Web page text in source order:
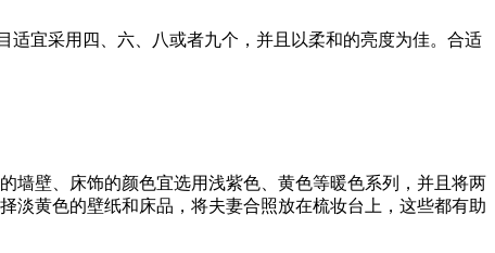
适宜采用四、六、八或者九个，并且以柔和的亮度为佳。合适
墙壁、床饰的颜色宜选用浅紫色、黄色等暖色系列，并且将两
淡黄色的壁纸和床品，将夫妻合照放在梳妆台上，这些都有助